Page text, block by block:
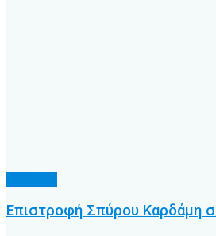
Επιστροφή Σπύρου Καρδάμη